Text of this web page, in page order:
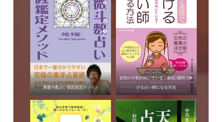
紫微斗数占い実践鑑定メソッド
女性の９割が向いている！最短2週間で稼
げる占い師になる方法